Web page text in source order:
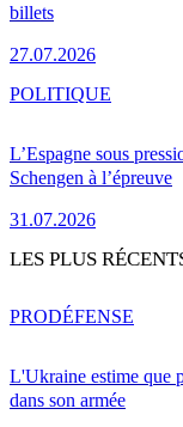
billets
27.07.2026
L’Espagne sous
Schengen à l’épreuve
31.07.2026
POLITIQUE
LES PLUS
L'Ukraine estime que
dans son armée
PRODÉFENSE